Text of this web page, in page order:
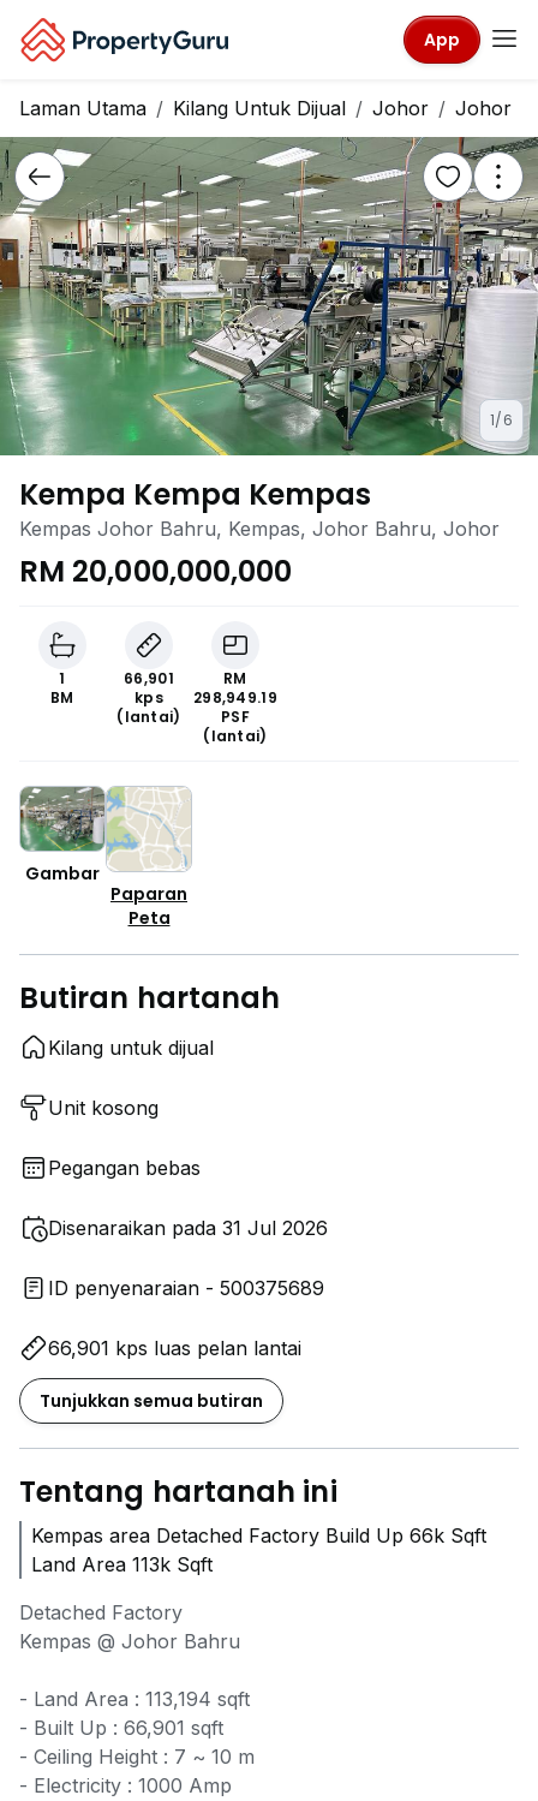
App
Laman Utama Kilang Untuk Dijual Johor Johor
1/6
Kempa Kempa Kempas
Kempas Johor Bahru, Kempas, Johor Bahru, Johor
RM 20,000,000,000
1
BM
66,901
kps
(lantai)
RM
298,949.19
PSF
(lantai)
Gambar
Paparan
Peta
Butiran hartanah
Kilang untuk dijual
Unit kosong
Pegangan bebas
Disenaraikan pada 31 Jul 2026
ID penyenaraian - 500375689
66,901 kps luas pelan lantai
Tunjukkan semua butiran
Tentang hartanah ini
Kempas area Detached Factory Build Up 66k Sqft
Land Area 113k Sqft
Detached Factory
Kempas @ Johor Bahru
- Land Area : 113,194 sqft
- Built Up : 66,901 sqft
- Ceiling Height : 7 ~ 10 m
- Electricity : 1000 Amp